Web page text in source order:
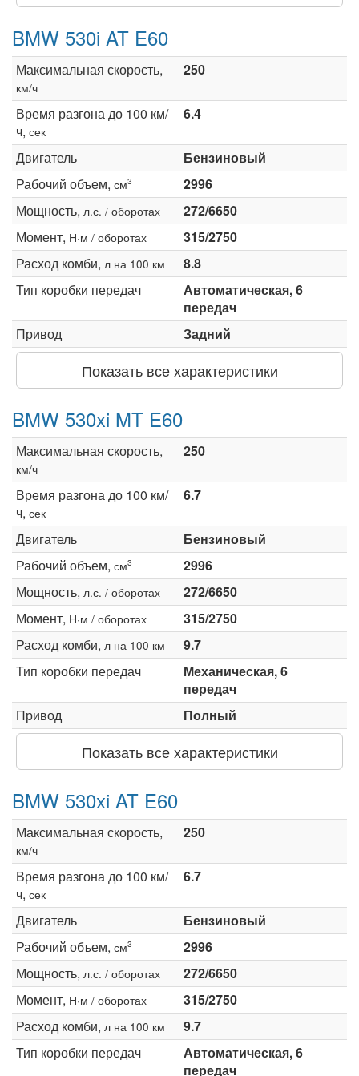
BMW 530i AT E60
Максимальная скорость,
км/ч
250
Время разгона до 100 км/
ч, сек
6.4
Двигатель
Бензиновый
Рабочий объем, см3
2996
Мощность, л.с. / оборотах
272/6650
Момент, Н·м / оборотах
315/2750
Расход комби, л на 100 км
8.8
Тип коробки передач
Автоматическая, 6
передач
Привод
Задний
Показать все характеристики
BMW 530xi MT E60
Максимальная скорость,
км/ч
250
Время разгона до 100 км/
ч, сек
6.7
Двигатель
Бензиновый
Рабочий объем, см3
2996
Мощность, л.с. / оборотах
272/6650
Момент, Н·м / оборотах
315/2750
Расход комби, л на 100 км
9.7
Тип коробки передач
Механическая, 6
передач
Привод
Полный
Показать все характеристики
BMW 530xi AT E60
Максимальная скорость,
км/ч
250
Время разгона до 100 км/
ч, сек
6.7
Двигатель
Бензиновый
Рабочий объем, см3
2996
Мощность, л.с. / оборотах
272/6650
Момент, Н·м / оборотах
315/2750
Расход комби, л на 100 км
9.7
Тип коробки передач
Автоматическая, 6
передач